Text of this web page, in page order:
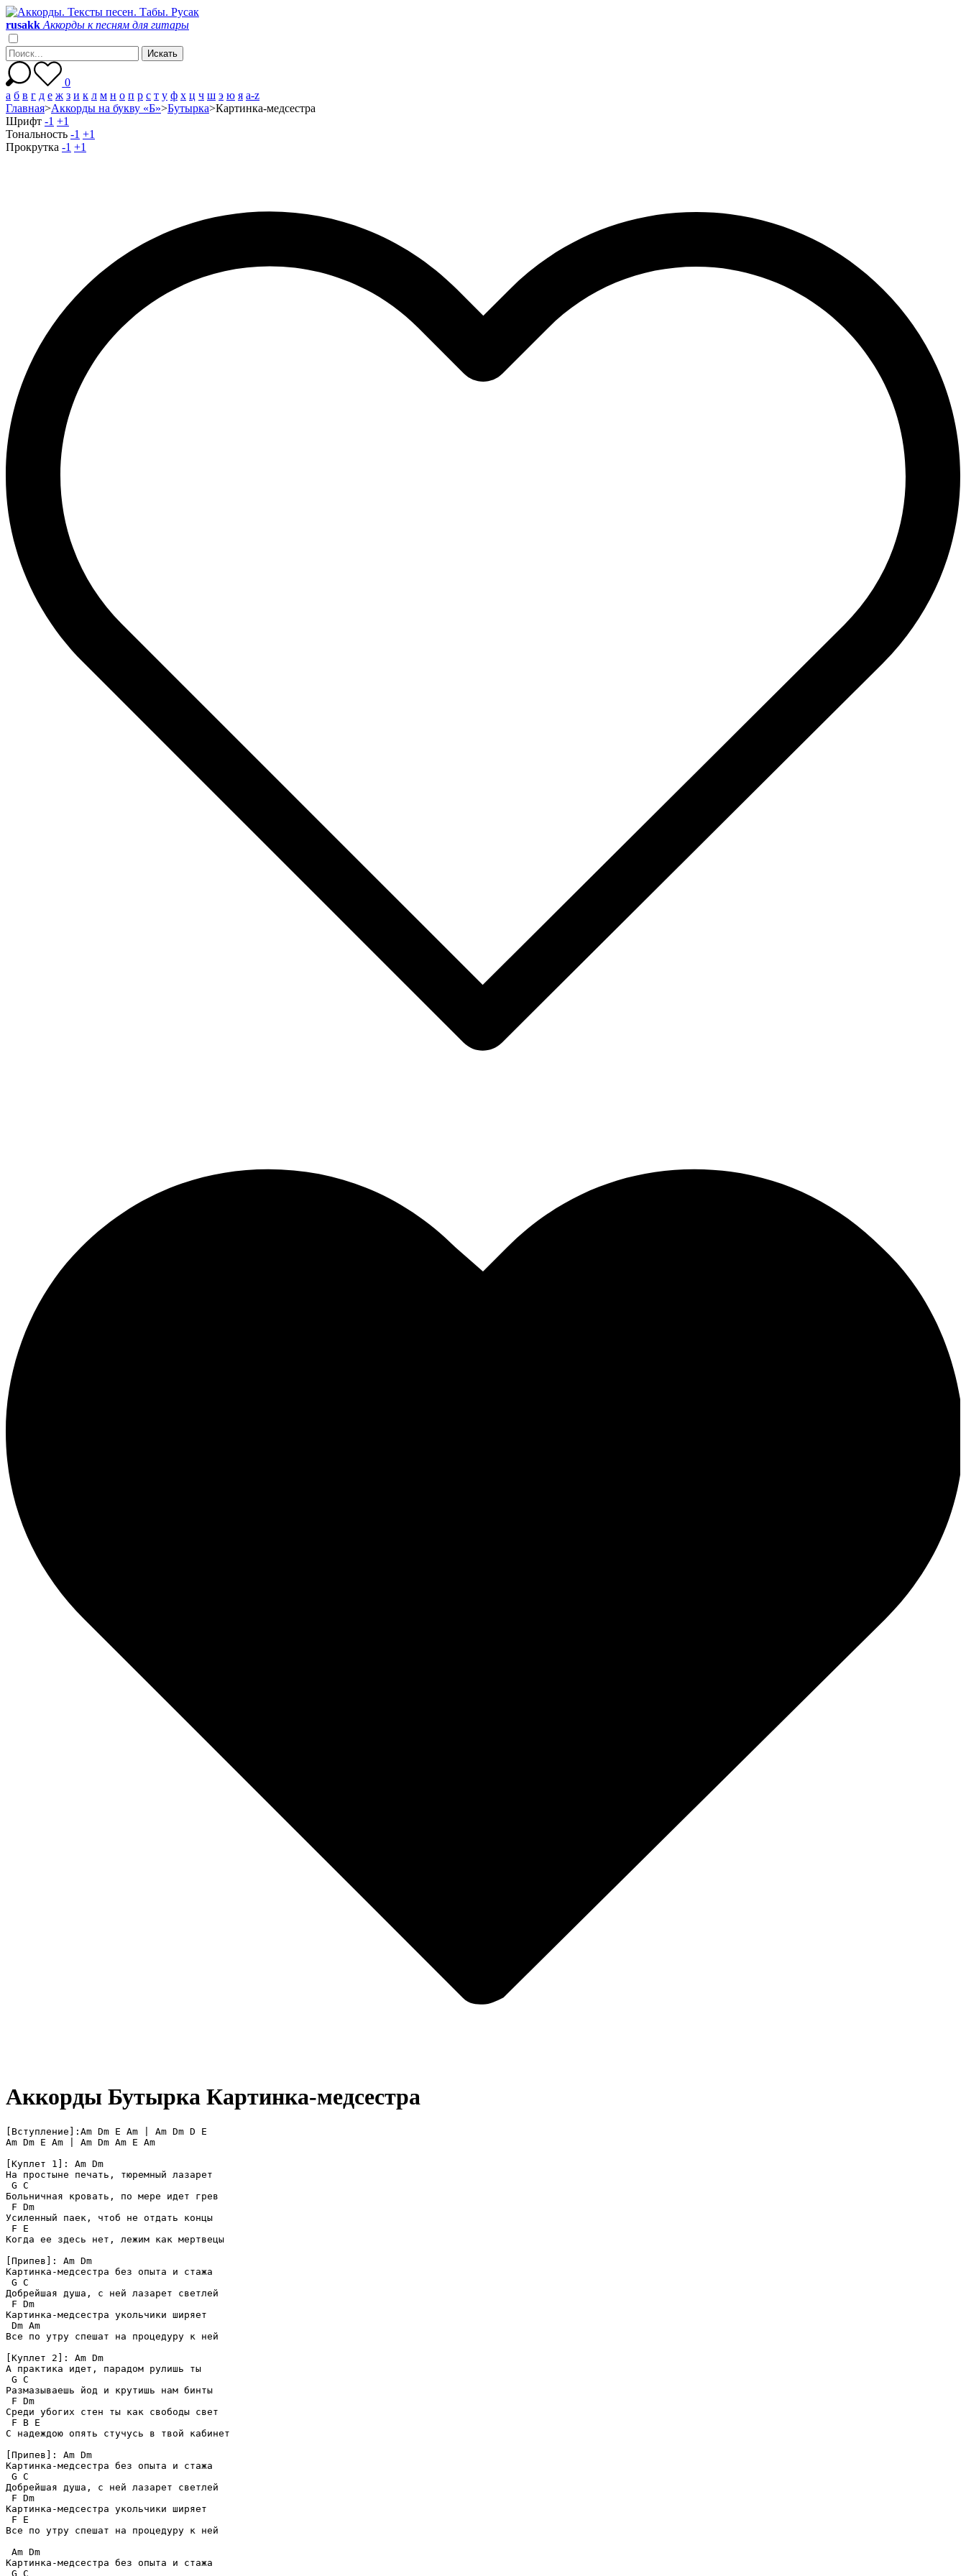
rusakk Аккорды к песням для гитары
0
а б в г д е ж з и к л м н о п р с т у ф х ц ч ш э ю я a-z
Главная>Аккорды на букву «Б»>Бутырка>Картинка-медсестра
Шрифт -1 +1
Тональность -1 +1
Прокрутка -1 +1
Аккорды Бутырка Картинка-медсестра
[Вступление]:Am Dm E Am | Am Dm D E
Am Dm E Am | Am Dm Am E Am
[Куплет 1]: Am Dm
На простыне печать, тюремный лазарет
G C
Больничная кровать, по мере идет грев
F Dm
Усиленный паек, чтоб не отдать концы
F E
Когда ее здесь нет, лежим как мертвецы
[Припев]: Am Dm
Картинка-медсестра без опыта и стажа
G C
Добрейшая душа, с ней лазарет светлей
F Dm
Картинка-медсестра укольчики ширяет
Dm Am
Все по утру спешат на процедуру к ней
[Куплет 2]: Am Dm
А практика идет, парадом рулишь ты
G C
Размазываешь йод и крутишь нам бинты
F Dm
Среди убогих стен ты как свободы свет
F B E
С надеждою опять стучусь в твой кабинет
[Припев]: Am Dm
Картинка-медсестра без опыта и стажа
G C
Добрейшая душа, с ней лазарет светлей
F Dm
Картинка-медсестра укольчики ширяет
F E
Все по утру спешат на процедуру к ней
Am Dm
Картинка-медсестра без опыта и стажа
G C